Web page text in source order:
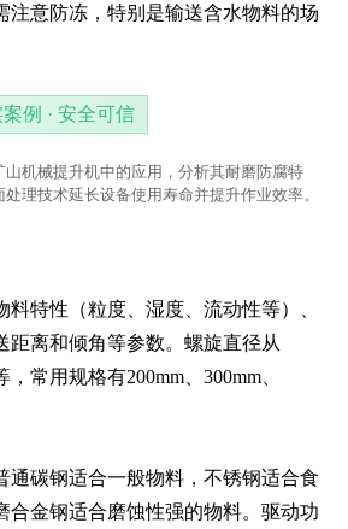
注意防冻，特别是输送含水物料的场
例 · 安全可信
机械提升机中的应用，分析其耐磨防腐特
理技术延长设备使用寿命并提升作业效率。
料特性（粒度、湿度、流动性等）、
距离和倾角等参数。螺旋直径从
，常用规格有200mm、300mm、
通碳钢适合一般物料，不锈钢适合食
合金钢适合磨蚀性强的物料。驱动功